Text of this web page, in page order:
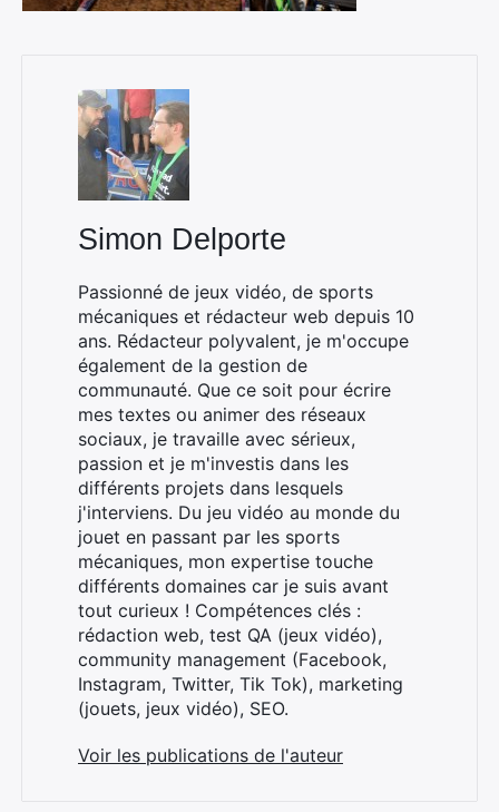
Simon Delporte
Passionné de jeux vidéo, de sports
mécaniques et rédacteur web depuis 10
ans. Rédacteur polyvalent, je m'occupe
également de la gestion de
communauté. Que ce soit pour écrire
mes textes ou animer des réseaux
sociaux, je travaille avec sérieux,
passion et je m'investis dans les
différents projets dans lesquels
j'interviens. Du jeu vidéo au monde du
jouet en passant par les sports
mécaniques, mon expertise touche
différents domaines car je suis avant
tout curieux ! Compétences clés :
rédaction web, test QA (jeux vidéo),
community management (Facebook,
Instagram, Twitter, Tik Tok), marketing
(jouets, jeux vidéo), SEO.
Voir les publications de l'auteur
Rechercher